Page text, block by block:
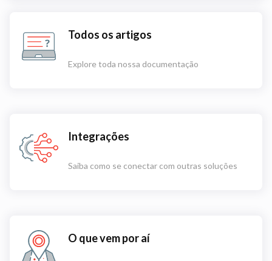
Todos os artigos
Explore toda nossa documentação
Integrações
Saiba como se conectar com outras soluções
O que vem por aí